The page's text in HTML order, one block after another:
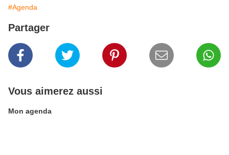
#Agenda
Partager
Vous aimerez aussi
Mon agenda